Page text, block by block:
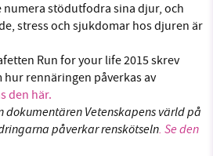
numera stödutfodra sina djur, och
stress och sjukdomar hos djuren är
Run for your life 2015 skrev
hur rennäringen påverkas av
den här.
dokumentären Vetenskapens värld på
påverkar renskötseln. Se den